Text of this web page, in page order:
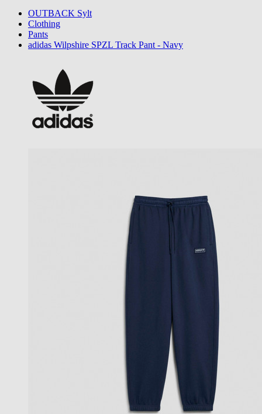
OUTBACK Sylt
Clothing
Pants
adidas Wilpshire SPZL Track Pant - Navy